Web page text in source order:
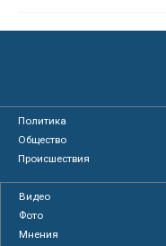
Политика
Общество
Происшествия
Видео
Фото
Мнения